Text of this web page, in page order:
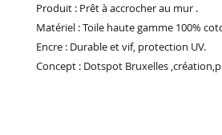
Produit : Prêt à accrocher au mur .
Matériel : Toile haute gamme 100%
Encre : Durable et vif, protection UV.
Concept : Dotspot Bruxelles